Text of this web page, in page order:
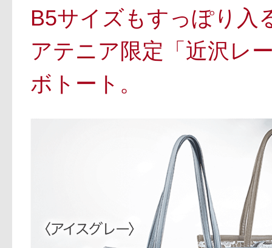
B5サイズもすっぽり入
アテニア限定「近沢レ
ボトート。